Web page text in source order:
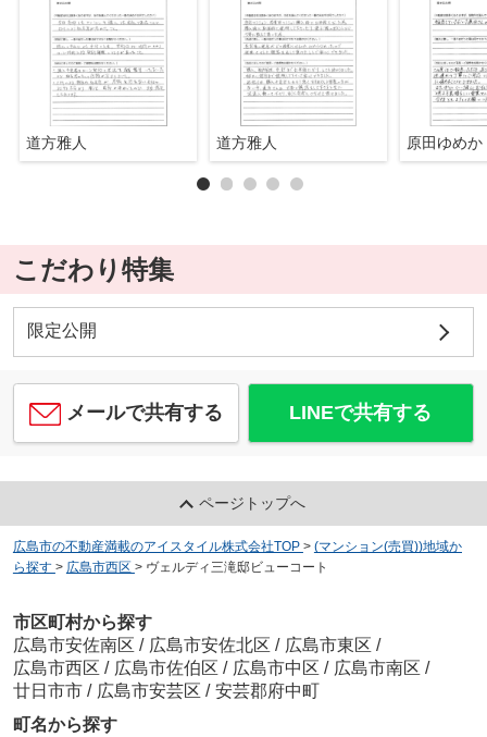
道方雅人 道方雅人 原田ゆめか
こだわり特集
限定公開
メールで共有する LINEで共有する
ページトップへ
広島市の不動産満載のアイスタイル株式会社TOP > (マンション(売買))地域か
ら探す > 広島市西区 > ヴェルディ三滝邸ビューコート
市区町村から探す
広島市安佐南区 / 広島市安佐北区 / 広島市東区 /
広島市西区 / 広島市佐伯区 / 広島市中区 / 広島市南区 /
廿日市市 / 広島市安芸区 / 安芸郡府中町
町名から探す